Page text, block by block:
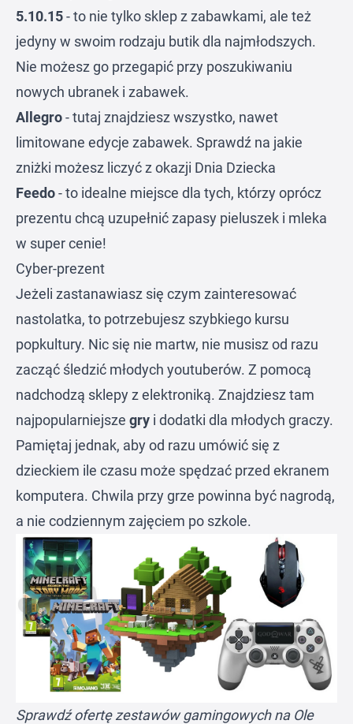
5.10.15- to nie tylko sklep z zabawkami, ale też
jedyny w swoim rodzaju butik dla najmłodszych.
Nie możesz go przegapić przy poszukiwaniu
nowych ubranek i zabawek.
Allegro- tutaj znajdziesz wszystko, nawet
limitowane edycje zabawek. Sprawdź na jakie
zniżki możesz liczyć z okazji Dnia Dziecka
Feedo- to idealne miejsce dla tych, którzy oprócz
prezentu chcą uzupełnić zapasy pieluszek i mleka
w super cenie!
Cyber-prezent
Jeżeli zastanawiasz się czym zainteresować
nastolatka, to potrzebujesz szybkiego kursu
popkultury. Nic się nie martw, nie musisz od razu
zacząć śledzić młodych youtuberów. Z pomocą
nadchodzą sklepy z elektroniką. Znajdziesz tam
najpopularniejsze gry i dodatki dla młodych graczy.
Pamiętaj jednak, aby od razu umówić się z
dzieckiem ile czasu może spędzać przed ekranem
komputera. Chwila przy grze powinna być nagrodą,
a nie codziennym zajęciem po szkole.
Sprawdź ofertę zestawów gamingowych na Ole